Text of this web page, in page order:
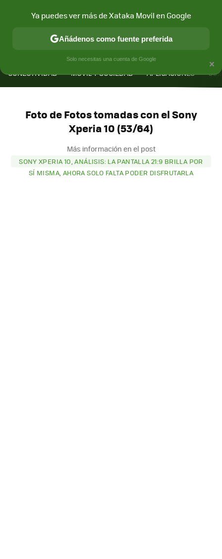
CONECTIVIDAD MÓVIL Y SOCIEDAD APLICACIONES
Foto de Fotos tomadas con el Sony
Xperia 10 (53/64)
Más información en el post
SONY XPERIA 10, ANÁLISIS: LA PANTALLA 21:9 BRILLA POR
SÍ MISMA, AHORA SOLO FALTA PODER DISFRUTARLA
×
Ya puedes ver más de Xataka Movil en Google
Añádenos como fuente preferida
Solo necesitas una cuenta de Google